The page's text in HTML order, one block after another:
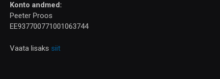
Konto andmed:
Peeter Proos
EE937700771001063744
Vaata lisaks siit